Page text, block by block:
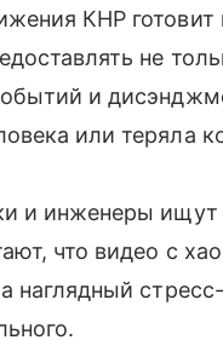
КНР
не
и
или теряла
и инженеры ищут
что видео с
наглядный